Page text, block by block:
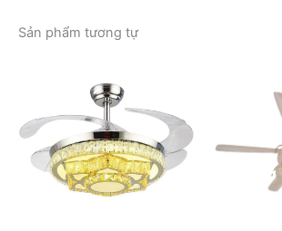
Sản phẩm tương tự